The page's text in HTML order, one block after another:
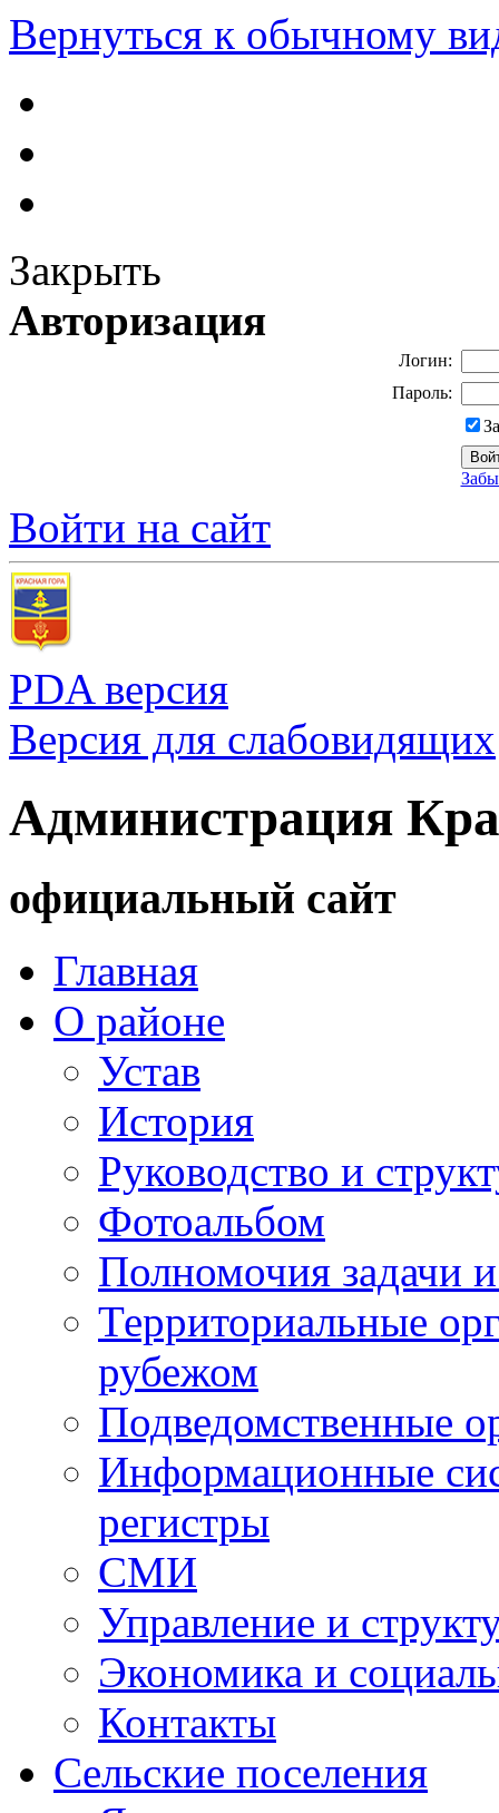
Вернуться к обычному
Закрыть
Авторизация
Логин:
Пароль:
Войти на сайт
PDA версия
Версия для слабовидящих
Администрация
официальный сайт
Главная
О районе
Устав
История
Руководство и
Фотоальбом
Полномочия задачи
Территориальные
рубежом
Подведомственные
Информационные
регистры
СМИ
Управление и
Экономика и
Контакты
Сельские поселения